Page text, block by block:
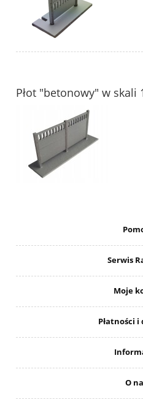
Płot "betonowy" w skali
Serwis
Moje
Płatności i
O